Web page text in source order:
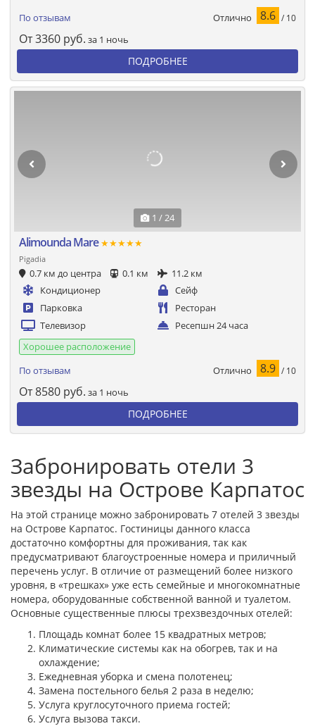
По отзывам Отлично 8.6 / 10
От3360 руб. за 1 ночь
ПОДРОБНЕЕ
1 / 24
Alimounda Mare★★★★★
Pigadia
0.7 км до центра 0.1 км
11.2 км
Кондиционер
Сейф
Парковка
Ресторан
Телевизор
Ресепшн 24 часа
Хорошее расположение
По отзывам
Отлично 8.9 / 10
От8580 руб. за 1 ночь
ПОДРОБНЕЕ
Забронировать отели 3
звезды на Острове Карпатос
На этой странице можно забронировать 7 отелей 3 звезды
на Острове Карпатос. Гостиницы данного класса
достаточно комфортны для проживания, так как
предусматривают благоустроенные номера и приличный
перечень услуг. В отличие от размещений более низкого
уровня, в «трешках» уже есть семейные и многокомнатные
номера, оборудованные собственной ванной и туалетом.
Основные существенные плюсы трехзвездочных отелей:
Площадь комнат более 15 квадратных метров;
Климатические системы как на обогрев, так и на
охлаждение;
Ежедневная уборка и смена полотенец;
Замена постельного белья 2 раза в неделю;
Услуга круглосуточного приема гостей;
Услуга вызова такси.